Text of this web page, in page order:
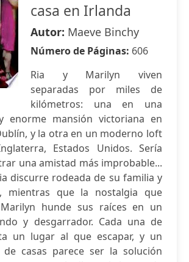
casa en Irlanda
Autor: Maeve Binchy
Número de Páginas: 606
Ria y Marilyn viven
separadas por miles de
kilómetros: una en una
enorme mansión victoriana en
y la otra en un moderno loft
Estados Unidos. Sería
una amistad más improbable...
discurre rodeada de su familia y
mientras que la nostalgia que
hunde sus raíces en un
y desgarrador. Cada una de
un lugar al que escapar, y un
de casas parece ser la solución